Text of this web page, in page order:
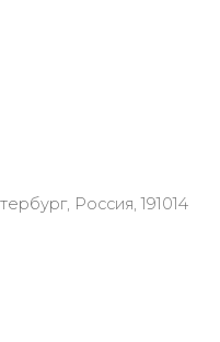
Россия, 191014